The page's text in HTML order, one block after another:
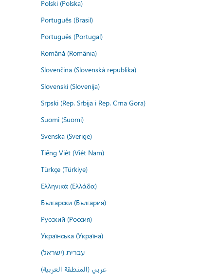
Polski (Polska)
Português (Brasil)
Português (Portugal)
Română (România)
Slovenčina (Slovenská republika)
Slovenski (Slovenija)
Srpski (Rep. Srbija i Rep. Crna Gora)
Suomi (Suomi)
Svenska (Sverige)
Tiếng Việt (Việt Nam)
Türkçe (Türkiye)
Ελληνικά (Ελλάδα)
Български (България)
Русский (Россия)
Українська (Україна)
עברית (ישראל)
عربي (المنطقة العربية)